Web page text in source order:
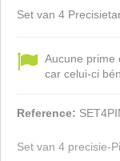
Set van 4
Aucune prime
car celui-ci
Reference:
Set van 4 precisie-